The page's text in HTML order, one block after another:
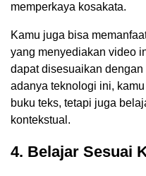
memperkaya kosakata.
Kamu juga bisa
yang menyediakan video
dapat disesuaikan
adanya teknologi ini,
buku teks, tetapi juga
kontekstual.
4. Belajar Sesuai